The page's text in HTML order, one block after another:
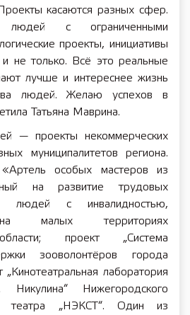
касаются разных сфер.
с ограниченными
проекты, инициативы
и не только. Всё это реальные
лучше и интереснее жизнь
людей. Желаю успехов в
Татьяна Маврина.
— проекты некоммерческих
муниципалитетов региона.
особых мастеров из
на развитие трудовых
людей с инвалидностью,
малых территориях
проект „Система
зооволонтёров города
„Кинотеатральная лаборатория
Нижегородского
театра „НЭКСТ“. Один из